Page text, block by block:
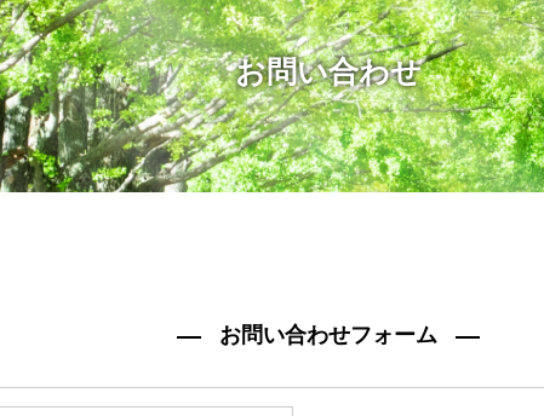
お問い合わせ
お問い合わせフォーム